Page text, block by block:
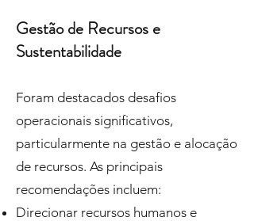
Gestão de Recursos e
Sustentabilidade
Foram destacados desafios
operacionais significativos,
particularmente na gestão e alocação
de recursos. As principais
recomendações incluem:
Direcionar recursos humanos e